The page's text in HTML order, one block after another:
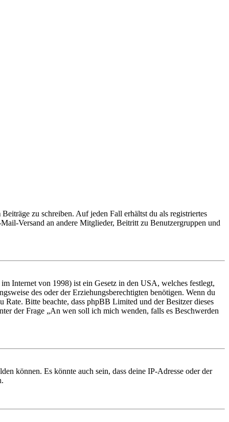
zu schreiben. Auf jeden Fall erhältst du als registriertes
Versand an andere Mitglieder, Beitritt zu Benutzergruppen und
Internet von 1998) ist ein Gesetz in den USA, welches festlegt,
des oder der Erziehungsberechtigten benötigen. Wenn du
Bitte beachte, dass phpBB Limited und der Besitzer dieses
der Frage „An wen soll ich mich wenden, falls es Beschwerden
können. Es könnte auch sein, dass deine IP-Adresse oder der